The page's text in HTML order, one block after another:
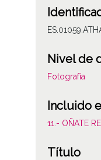
Nivel de
Fotografía
Incluido
11.- OÑATE
Título